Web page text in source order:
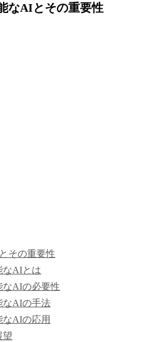
なAIとその重要性
その重要性
なAIとは
なAIの必要性
なAIの手法
なAIの応用
望